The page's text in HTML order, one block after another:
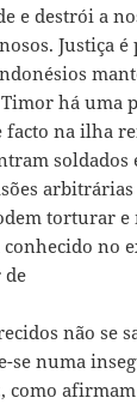
e destrói a
Justiça
há uma
na ilha
torturar e
conhecido no
de
não se
se numa
como